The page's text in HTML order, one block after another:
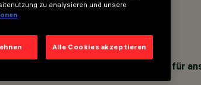
Regulierungssystem aus, ideal für
zu analysieren und unsere
Alle Cookies akzeptieren